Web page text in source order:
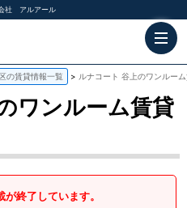
社 アルアール
の賃貸情報一覧 ルナコート 谷上のワンルー
ワンルーム賃貸
終了しています。